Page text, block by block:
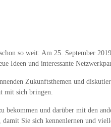
so weit: Am 25. September
Ideen und interessante
Zukunftsthemen und
mit sich bringen.
bekommen und darüber mit den
Sie sich kennenlernen und